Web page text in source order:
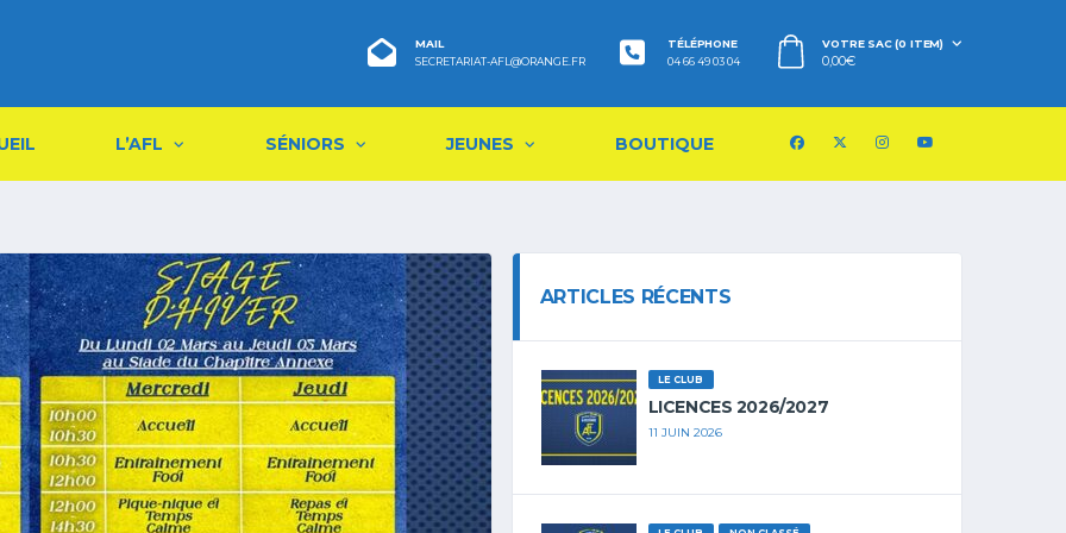
MAIL
SECRETARIAT-AFL@ORANGE.FR
TÉLÉPHONE
04 66 49 03 04
VOTRE SAC (0 ITEM)
0,00€
L’AFL SÉNIORS JEUNES BOUTIQUE
ARTICLES RÉCENTS
LE CLUB
LICENCES 2026/2027
11 JUIN 2026